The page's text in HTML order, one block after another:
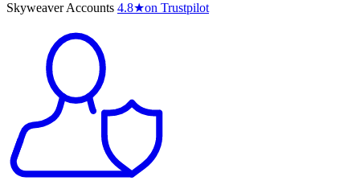
Skyweaver Accounts 4.8★on Trustpilot